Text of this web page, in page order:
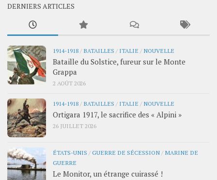
DERNIERS ARTICLES
1914-1918 / BATAILLES / ITALIE / NOUVELLE
Bataille du Solstice, fureur sur le Monte
Grappa
2 AOÛT 2026
1914-1918 / BATAILLES / ITALIE / NOUVELLE
Ortigara 1917, le sacrifice des « Alpini »
26 JUILLET 2026
ÉTATS-UNIS /GUERRE DE SÉCESSION / MARINE DE
GUERRE
Le Monitor, un étrange cuirassé !